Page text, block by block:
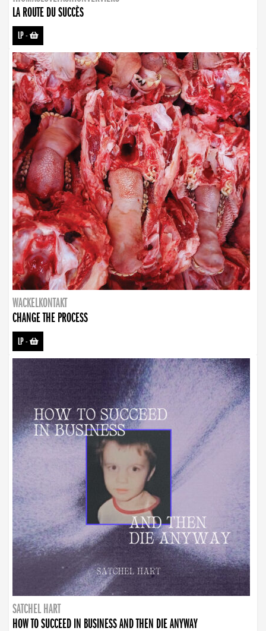
LA ROUTE DU SUCCÈS
LP-
WACKELKONTAKT
CHANGE THE PROCESS
LP-
SATCHEL HART
HOW TO SUCCEED IN BUSINESS AND THEN DIE ANYWAY